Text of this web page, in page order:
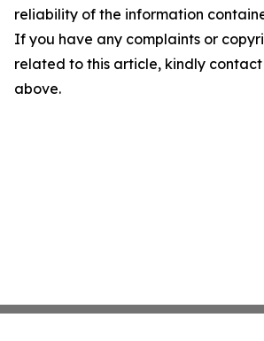
reliability of the information
If you have any complaints or
related to this article, kindly
above.